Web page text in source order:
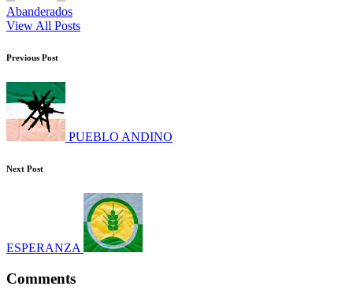
Abanderados
View All Posts
Post
navigation
Previous Post
PUEBLO ANDINO
Next Post
ESPERANZA
Comments